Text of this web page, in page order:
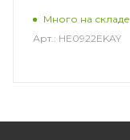
Много на складе
Арт.: HE0922EKAY